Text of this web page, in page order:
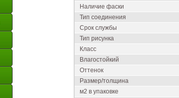
Наличие фаски
Тип соединения
Срок службы
Тип рисунка
Класс
Влагостойкий
Оттенок
Размер/толщина
м2 в упаковке